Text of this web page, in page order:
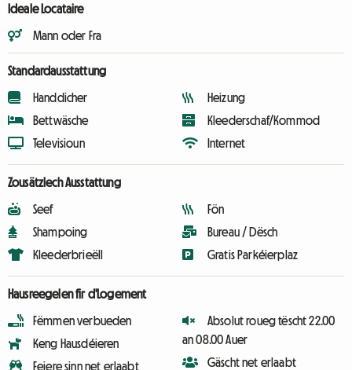
Ideale Locataire
Mann oder Fra
Standardausstattung
Handdicher
Bettwäsche
Televisioun
Heizung
Kleederschaf/Kommod
Internet
Zousätzlech Ausstattung
Seef
Shampoing
Kleederbrieëll
Fön
Bureau / Dësch
Gratis Parkéierplaz
Hausreegelen fir d'Logement
Fëmmen verbueden
Keng Hausdéieren
Feiere sinn net erlaabt
Absolut roueg tëscht 22.00
an 08.00 Auer
Gäscht net erlaabt